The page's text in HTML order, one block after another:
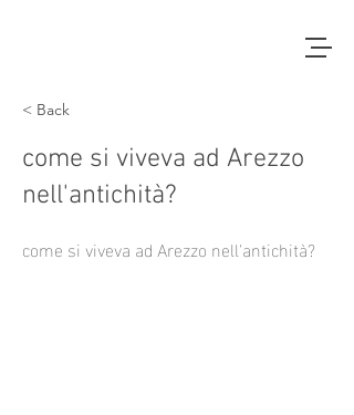
< Back
come si viveva ad Arezzo
nell'antichità?
come si viveva ad Arezzo nell'antichità?